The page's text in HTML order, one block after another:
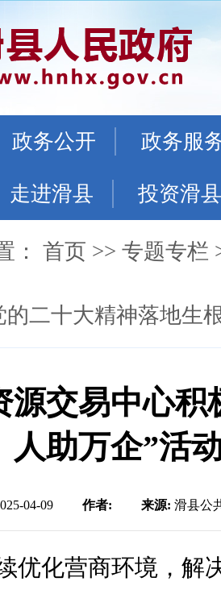
政务公开 政务服
走进滑县 投资滑县
： 首页 >> 专题专栏
的二十大精神落地生
源交易中心积
人助万企”活
04-09 作者: 来源: 滑县公
化营商环境，解